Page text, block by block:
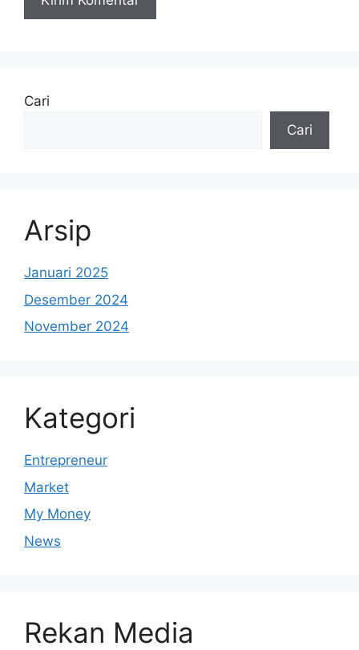
Cari
Cari
Arsip
Januari 2025
Desember 2024
November 2024
Kategori
Entrepreneur
Market
My Money
News
Rekan Media